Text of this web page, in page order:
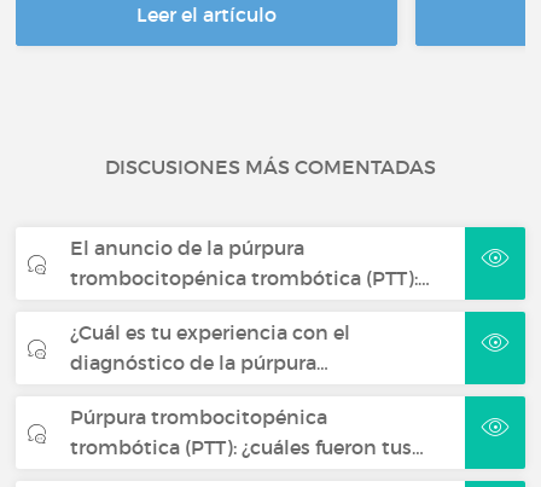
Leer el artículo
DISCUSIONES MÁS COMENTADAS
El anuncio de la púrpura
trombocitopénica trombótica (PTT):…
¿Cuál es tu experiencia con el
diagnóstico de la púrpura…
Púrpura trombocitopénica
trombótica (PTT): ¿cuáles fueron tus…